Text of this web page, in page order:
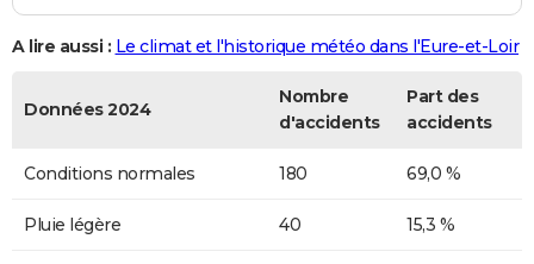
A lire aussi : Le climat et l'historique météo dans l'Eure-et-Loir
Données 2024
Nombre
d'accidents
Part des
accidents
Conditions normales 180 69,0 %
Pluie légère 40 15,3 %